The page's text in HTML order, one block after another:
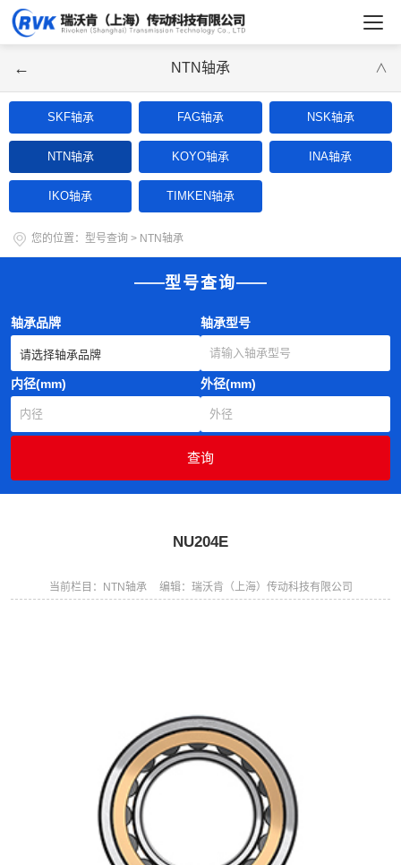
← NTN轴承 ∨
SKF轴承 FAG轴承 NSK轴承
NTN轴承 KOYO轴承 INA轴承
IKO轴承 TIMKEN轴承
您的位置： 型号查询 > NTN轴承
型号查询
轴承品牌 轴承型号
内径(mm) 外径(mm)
NU204E
当前栏目：NTN轴承 编辑：瑞沃肯（上海）传动科技有限公司